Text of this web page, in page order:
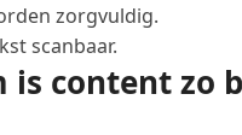
zorgvuldig.
scanbaar.
is content zo